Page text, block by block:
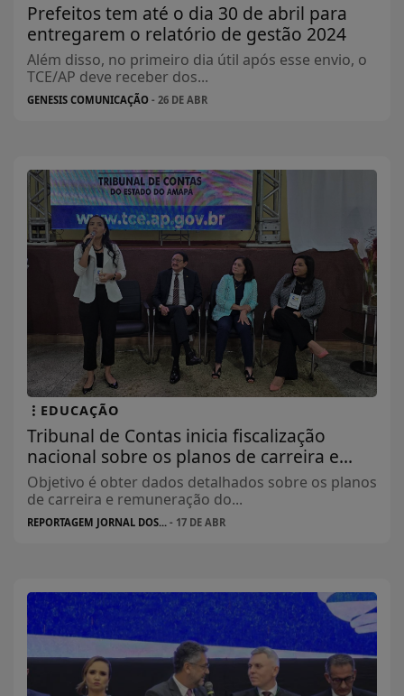
Prefeitos tem até o dia 30 de abril para
entregarem o relatório de gestão 2024
Além disso, no primeiro dia útil após esse envio, o
TCE/AP deve receber dos...
GENESIS COMUNICAÇÃO - 26 DE ABR
EDUCAÇÃO
Tribunal de Contas inicia fiscalização
nacional sobre os planos de carreira e...
Objetivo é obter dados detalhados sobre os planos
de carreira e remuneração do...
REPORTAGEM JORNAL DOS... - 17 DE ABR